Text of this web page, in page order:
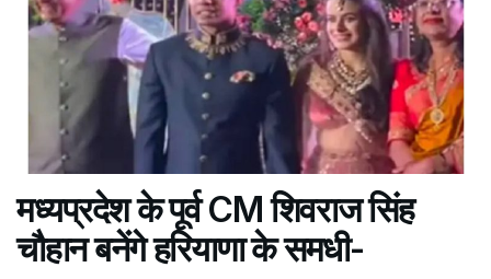
मध्यप्रदेश के पूर्व CM शिवराज सिंह
चौहान बनेंगे हरियाणा के समधी-